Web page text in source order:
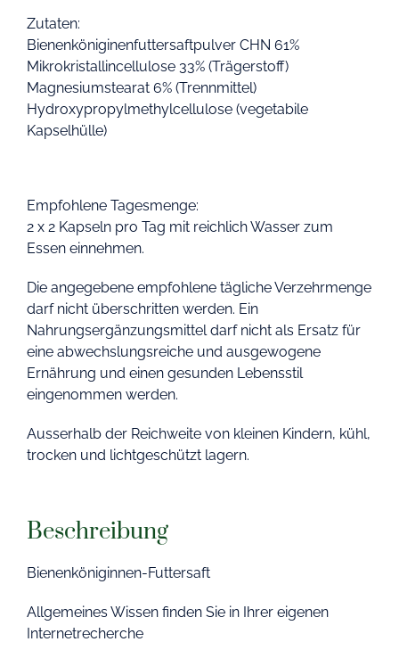
Zutaten:
Bienenköniginenfuttersaftpulver CHN 61%
Mikrokristallincellulose 33% (Trägerstoff)
Magnesiumstearat 6% (Trennmittel)
Hydroxypropylmethylcellulose (vegetabile
Kapselhülle)
Empfohlene Tagesmenge:
2 x 2 Kapseln pro Tag mit reichlich Wasser zum
Essen einnehmen.
Die angegebene empfohlene tägliche Verzehrmenge
darf nicht überschritten werden. Ein
Nahrungsergänzungsmittel darf nicht als Ersatz für
eine abwechslungsreiche und ausgewogene
Ernährung und einen gesunden Lebensstil
eingenommen werden.
Ausserhalb der Reichweite von kleinen Kindern, kühl,
trocken und lichtgeschützt lagern.
Beschreibung
Bienenköniginnen-Futtersaft
Allgemeines Wissen finden Sie in Ihrer eigenen
Internetrecherche